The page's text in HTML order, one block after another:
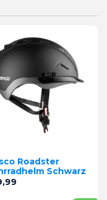
Roadster
Schwarz